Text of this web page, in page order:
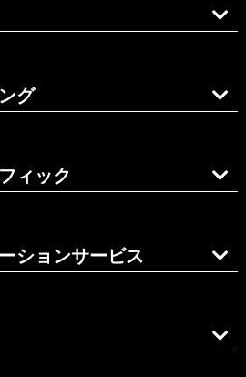
グ
ィック
ションサービス